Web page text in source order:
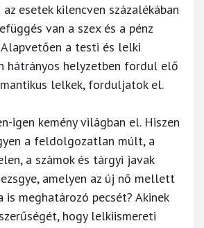
esetek kilencven százalékában
van a szex és a pénz
a testi és lelki
hátrányos helyzetben fordul elő
lelkek, forduljatok el.
igen kemény világban el. Hiszen
a feldolgozatlan múlt, a
a számok és tárgyi javak
amelyen az új nő mellett
is meghatározó pecsét? Akinek
hogy lelkiismereti